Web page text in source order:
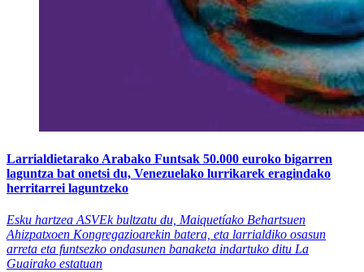
Larrialdietarako Arabako Funtsak 50.000 euroko bigarren
laguntza bat onetsi du, Venezuelako lurrikarek eragindako
herritarrei laguntzeko
Esku hartzea ASVEk bultzatu du, Maiquetíako Behartsuen
Ahizpatxoen Kongregazioarekin batera, eta larrialdiko osasun
arreta eta funtsezko ondasunen banaketa indartuko ditu La
Guairako estatuan